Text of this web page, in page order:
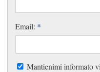
Email: *
Mantienimi informato